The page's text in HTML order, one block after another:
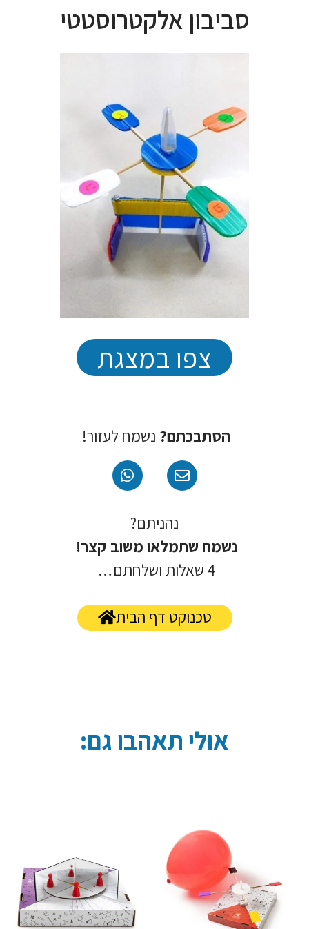
סביבון אלקטרוסטטי
צפו במצגת
הסתבכתם? נשמח לעזור!
נהניתם?
נשמח שתמלאו משוב קצר!
4 שאלות ושלחתם…
טכנוקט דף הבית
אולי תאהבו גם: